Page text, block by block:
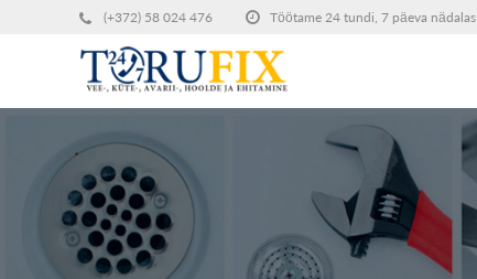
(+372) 58 024 476 Töötame 24 tundi, 7 päeva nädalas